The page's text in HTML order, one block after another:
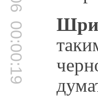
00:00:19